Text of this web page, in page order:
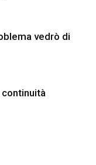
vedrò di